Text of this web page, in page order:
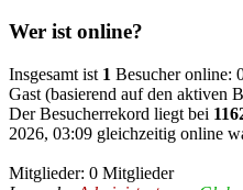
Wer ist online?
Insgesamt ist 1 Besucher online:
Gast (basierend auf den aktiven
Der Besucherrekord liegt bei
2026, 03:09 gleichzeitig online
Mitglieder: 0 Mitglieder